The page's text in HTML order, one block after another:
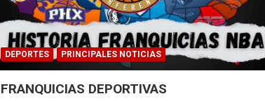
DEPORTES PRINCIPALES NOTICIAS
FRANQUICIAS DEPORTIVAS